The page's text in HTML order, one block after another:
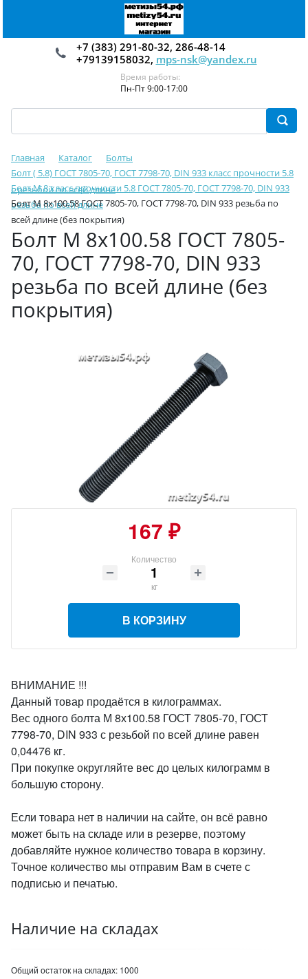
+7 (383) 291-80-32, 286-48-14
+79139158032, mps-nsk@yandex.ru
Время работы:
Пн-Пт 9:00-17:00
Главная Каталог
Болты
Болт ( 5.8) ГОСТ 7805-70, ГОСТ 7798-70, DIN 933 класс прочности 5.8
с резьбой по всей длине
Болт М 8 класс прочности 5.8 ГОСТ 7805-70, ГОСТ 7798-70, DIN 933
резьба по всей длине
Болт М 8х100.58 ГОСТ 7805-70, ГОСТ 7798-70, DIN 933 резьба по
всей длине (без покрытия)
Болт М 8х100.58 ГОСТ 7805-
70, ГОСТ 7798-70, DIN 933
резьба по всей длине (без
покрытия)
167 ₽
Количество
кг
В КОРЗИНУ
ВНИМАНИЕ !!!
Данный товар продаётся в килограммах.
Вес одного болта М 8х100.58 ГОСТ 7805-70, ГОСТ
7798-70, DIN 933 с резьбой по всей длине равен
0,04476 кг.
При покупке округляйте вес до целых килограмм в
большую сторону.
Если товара нет в наличии на сайте, он всё равно
может быть на складе или в резерве, поэтому
добавляйте нужное количество товара в корзину.
Точное количество мы отправим Вам в счете с
подписью и печатью.
Наличие на складах
Общий остаток на складах: 1000